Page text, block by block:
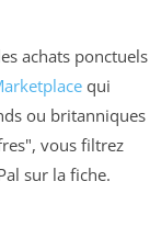
achats ponctuels
qui
ou britanniques
vous filtrez
sur la fiche.